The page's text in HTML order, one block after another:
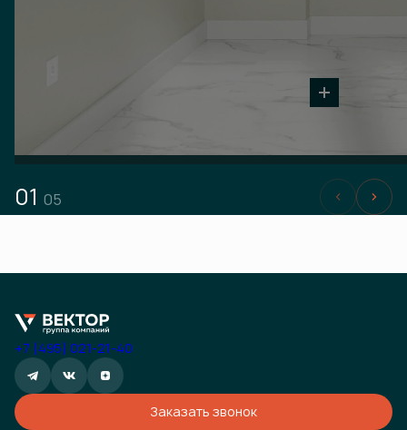
01 05
+7 (495) 021-21-40
Заказать звонок